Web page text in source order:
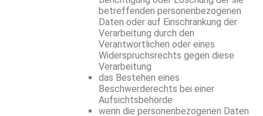
betreffenden personenbezogenen
Daten oder auf Einschränkung der
Verarbeitung durch den
Verantwortlichen oder eines
Widerspruchsrechts gegen diese
Verarbeitung
das Bestehen eines
Beschwerderechts bei einer
Aufsichtsbehörde
wenn die personenbezogenen Daten